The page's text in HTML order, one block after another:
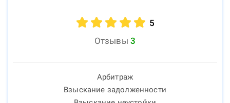
5
Отзывы 3
Арбитраж
Взыскание задолженности